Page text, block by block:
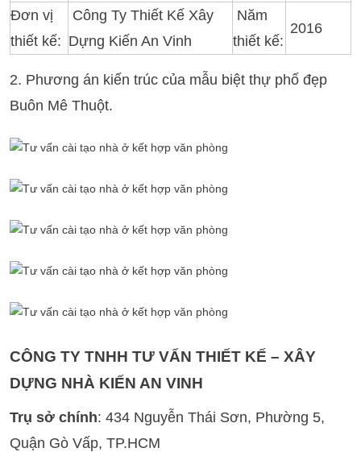
Đơn vị
thiết kế:
Công Ty Thiết Kế Xây
Dựng Kiến An Vinh
Năm
thiết kế:
2016
2. Phương án kiến trúc của mẫu biệt thự phố đẹp
Buôn Mê Thuột.
CÔNG TY TNHH TƯ VẤN THIẾT KẾ – XÂY
DỰNG NHÀ KIẾN AN VINH
Trụ sở chính: 434 Nguyễn Thái Sơn, Phường 5,
Quận Gò Vấp, TP.HCM